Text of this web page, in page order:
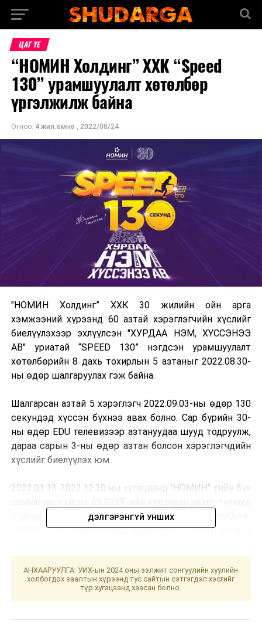
ЦАГ ҮЕ
“НОМИН Холдинг” ХХК “Speed
130” урамшуулалт хөтөлбөр
үргэлжилж байна
Огноо: 4 жил.өмнө , 2022/08/24
"НОМИН Холдинг” ХХК 30 жилийн ойн арга
хэмжээний хүрээнд 60 азтай хэрэглэгчийн хүслийг
биелүүлэхээр эхлүүлсэн "ХУРДАА НЭМ, ХҮСCЭНЭЭ
АВ" уриатай “SPEED 130” нэгдсэн урамшуулалт
хөтөлбөрийн 8 дахь тохирлын 5 азтаныг 2022.08.30-
ны өдөр шалгаруулах гэж байна.
Шалгарсан азтай 5 хэрэглэгч 2022.09.03-ны өдөр 130
секундэд хүссэн бүхнээ авах болно. Сар бүрийн 30-
ны өдөр EDU телевизээр азтануудаа шууд тодруулж,
дараа сарын 3-ны өдөр азтан болсон хэрэглэгчдийн
хүслийг биелүүлэх юм.
2022.01.13-2022.12.30 ны хугацаанд "НОМИН"-гийн бүх
1 урамшууллын эрх таны талон дээр тань олгогдож,
“SPEED 130” урамшуулалд хамрагдана. Эрхэм хүндэт
АЛТАН ГАДАС ОДОНТ “НОМИН ХОЛДИНГ” ХХК
Үс шинээр үргээлгэх буюу засуулахад тохиромжгүй
ДЭЛГЭРЭНГҮЙ УНШИХ
АНХААРУУЛГА: УИХ-ын 2024 оны ээлжит сонгуулийн хуулийн
холбогдох заалтын хүрээнд тус сайтын сэтгэгдэл хэсгийг
түр хугацаанд хаасан болно.